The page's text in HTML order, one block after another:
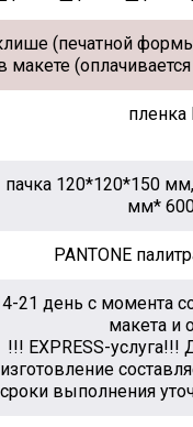
(печатной
пачка 120*120*150
мм*
PANTONE
21 день с момента
макета и
!!! EXPRESS-услуга!!!
изготовление
сроки выполнения